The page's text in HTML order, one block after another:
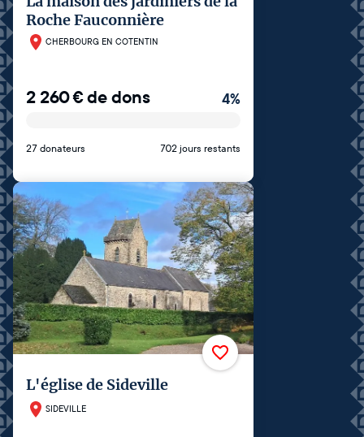
Roche Fauconnière
CHERBOURG EN COTENTIN
2 260€de dons 4%
27 donateurs 702 jours restants
L'église de Sideville
SIDEVILLE